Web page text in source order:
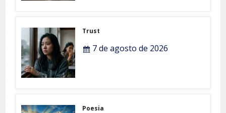
Trust
7 de agosto de 2026
Poesia